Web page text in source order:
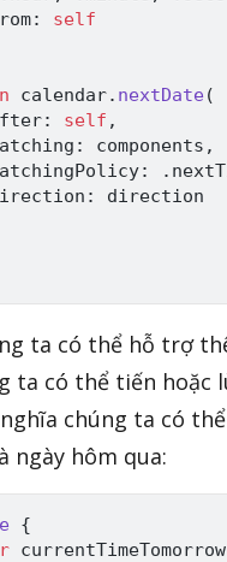
:
self
calendar. nextDate(
: self ,
: components ,
: .
:
direction
ta có thể hỗ trợ
ta có thể tiến
chúng ta có
ngày hôm qua:
{
currentTimeTomorrow